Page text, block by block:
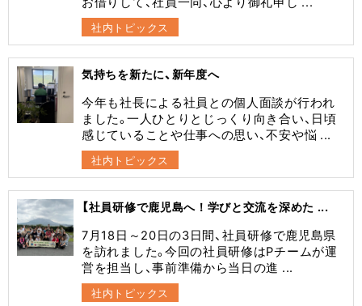
社内トピックス
気持ちを新たに、新年度へ
今年も社長による社員との個人面談が行われ
ました。一人ひとりとじっくり向き合い、日頃
感じていることや仕事への思い、不安や悩 ...
社内トピックス
【社員研修で鹿児島へ！学びと交流を深めた ...
7月18日～20日の3日間、社員研修で鹿児島県
を訪れました。今回の社員研修はPチームが運
営を担当し、事前準備から当日の進 ...
社内トピックス